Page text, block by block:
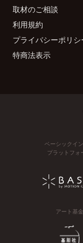
取材のご相談
利用規約
プライバシーポリシ
特商法表示
ベーシックイ
プラットフォ
アート基金